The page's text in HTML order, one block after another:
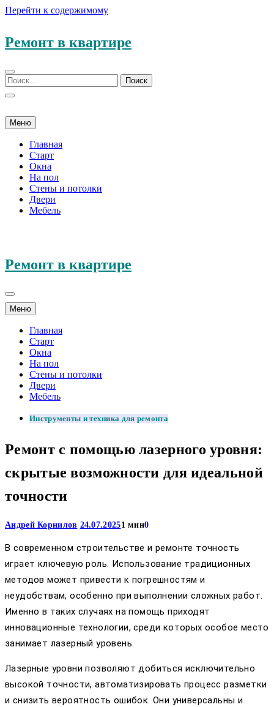
Перейти к содержимому
Ремонт в квартире
Меню
Главная
Старт
Окна
На пол
Стены и потолки
Двери
Мебель
Ремонт в квартире
Меню
Главная
Старт
Окна
На пол
Стены и потолки
Двери
Мебель
Инструменты и техника для ремонта
Ремонт с помощью лазерного уровня:
скрытые возможности для идеальной
точности
Андрей Корнилов 24.07.20251 мин0
В современном строительстве и ремонте точность
играет ключевую роль. Использование традиционных
методов может привести к погрешностям и
неудобствам, особенно при выполнении сложных работ.
Именно в таких случаях на помощь приходят
инновационные технологии, среди которых особое место
занимает лазерный уровень.
Лазерные уровни позволяют добиться исключительно
высокой точности, автоматизировать процесс разметки
и снизить вероятность ошибок. Они универсальны и